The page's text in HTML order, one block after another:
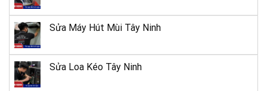
19 Bình Phước
TP. Đồng
20
Sửa Máy Hút Mùi Tây Ninh
Sửa Loa Kéo Tây Ninh